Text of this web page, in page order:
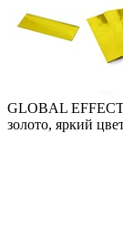
GLOBAL
золото, яркий